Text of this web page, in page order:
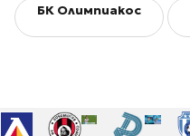
БК Олимпиакос